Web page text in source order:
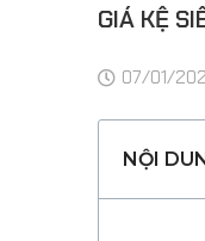
GIÁ KỆ
07/01/
NỘI